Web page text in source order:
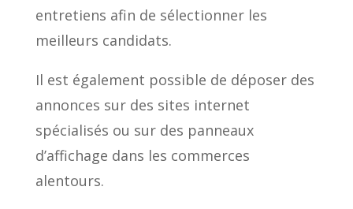
entretiens afin de sélectionner les
meilleurs candidats.
Il est également possible de déposer des
annonces sur des sites internet
spécialisés ou sur des panneaux
d’affichage dans les commerces
alentours.